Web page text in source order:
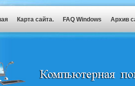
Карта сайта. FAQ Windows Архив